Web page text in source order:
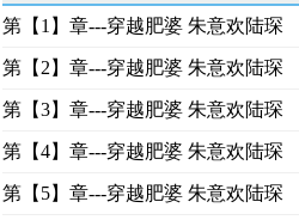
第【1】章---穿越肥婆 朱意欢陆琛
第【2】章---穿越肥婆 朱意欢陆琛
第【3】章---穿越肥婆 朱意欢陆琛
第【4】章---穿越肥婆 朱意欢陆琛
第【5】章---穿越肥婆 朱意欢陆琛